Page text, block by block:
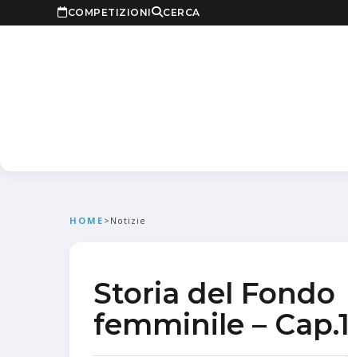
COMPETIZIONI CERCA
HOME > Notizie
Storia del Fondo
femminile – Cap.1